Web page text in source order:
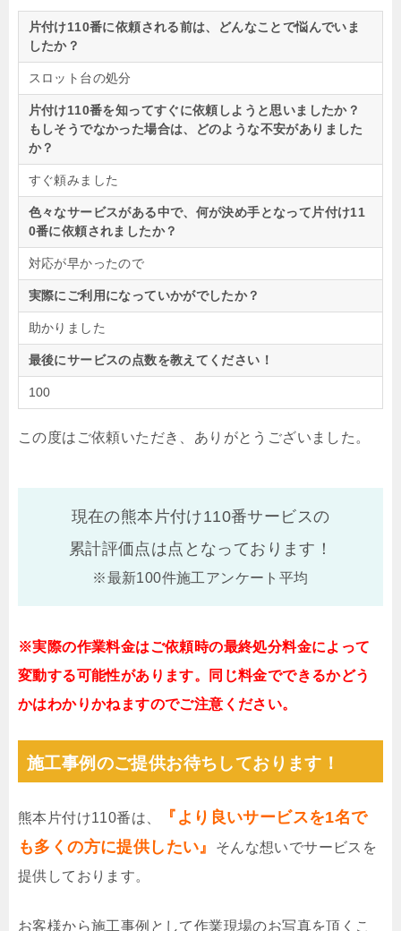
片付け110番に依頼される前は、どんなことで悩んでいま
したか？
スロット台の処分
片付け110番を知ってすぐに依頼しようと思いましたか？
もしそうでなかった場合は、どのような不安がありました
か？
すぐ頼みました
色々なサービスがある中で、何が決め手となって片付け11
0番に依頼されましたか？
対応が早かったので
実際にご利用になっていかがでしたか？
助かりました
最後にサービスの点数を教えてください！
100
この度はご依頼いただき、ありがとうございました。
現在の熊本片付け110番サービスの
累計評価点は点となっております！
※最新100件施工アンケート平均
※実際の作業料金はご依頼時の最終処分料金によって
変動する可能性があります。同じ料金でできるかどう
かはわかりかねますのでご注意ください。
施工事例のご提供お待ちしております！
熊本片付け110番は、
『より良いサービスを1名で
も多くの方に提供したい』
そんな想いでサービスを
提供しております。
お客様から施工事例として作業現場のお写真を頂くこ